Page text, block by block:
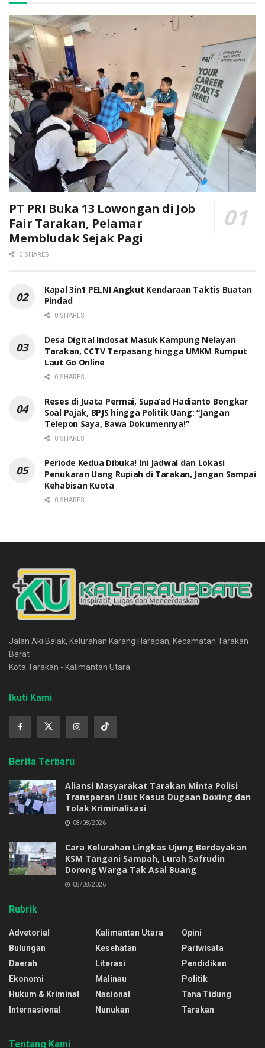
PT PRI Buka 13 Lowongan di Job
Fair Tarakan, Pelamar
Membludak Sejak Pagi
0 SHARES
Kapal 3in1 PELNI Angkut Kendaraan Taktis Buatan
Pindad
0 SHARES
Desa Digital Indosat Masuk Kampung Nelayan
Tarakan, CCTV Terpasang hingga UMKM Rumput
Laut Go Online
0 SHARES
Reses di Juata Permai, Supa’ad Hadianto Bongkar
Soal Pajak, BPJS hingga Politik Uang: “Jangan
Telepon Saya, Bawa Dokumennya!”
0 SHARES
Periode Kedua Dibuka! Ini Jadwal dan Lokasi
Penukaran Uang Rupiah di Tarakan, Jangan Sampai
Kehabisan Kuota
0 SHARES
Jalan Aki Balak, Kelurahan Karang Harapan, Kecamatan Tarakan
Barat
Kota Tarakan - Kalimantan Utara
Ikuti Kami
Berita Terbaru
Aliansi Masyarakat Tarakan Minta Polisi
Transparan Usut Kasus Dugaan Doxing dan
Tolak Kriminalisasi
08/08/2026
Cara Kelurahan Lingkas Ujung Berdayakan
KSM Tangani Sampah, Lurah Safrudin
Dorong Warga Tak Asal Buang
08/08/2026
Rubrik
Advetorial
Bulungan
Daerah
Ekonomi
Hukum & Kriminal
Internasional
Kalimantan Utara
Kesehatan
Literasi
Malinau
Nasional
Nunukan
Opini
Pariwisata
Pendidikan
Politik
Tana Tidung
Tarakan
Tentang Kami